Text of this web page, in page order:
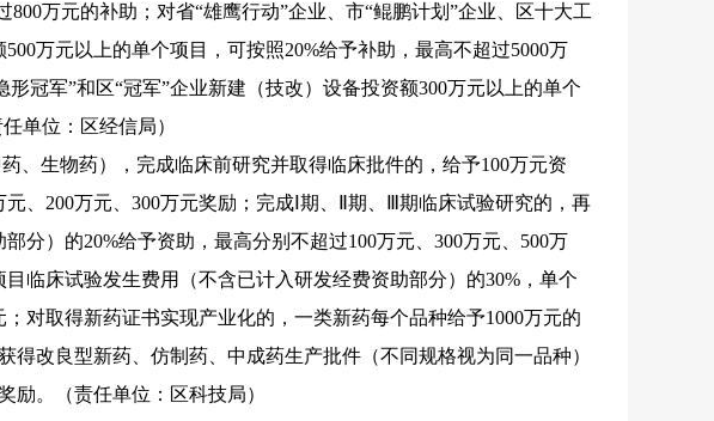
万元的补助；对省“雄鹰行动”企业、市“鲲鹏计划”企业、区十大工
万元以上的单个项目，可按照20%给予补助，最高不超过5000万
冠军”和区“冠军”企业新建（技改）设备投资额300万元以上的单个
单位：区经信局）
、生物药），完成临床前研究并取得临床批件的，给予100万元资
、200万元、300万元奖励；完成Ⅰ期、Ⅱ期、Ⅲ期临床试验研究的，再
分）的20%给予资助，最高分别不超过100万元、300万元、500万
临床试验发生费用（不含已计入研发经费资助部分）的30%，单个
对取得新药证书实现产业化的，一类新药每个品种给予1000万元的
改良型新药、仿制药、中成药生产批件（不同规格视为同一品种）
励。（责任单位：区科技局）